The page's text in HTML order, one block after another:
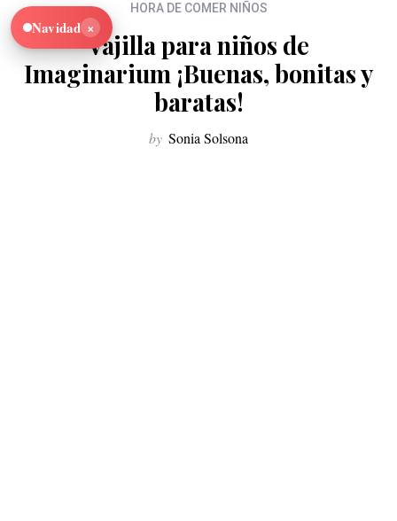
HORA DE COMER NIÑOS
Vajilla para niños de
Imaginarium ¡Buenas, bonitas y
baratas!
by Sonia Solsona
Navidad ×